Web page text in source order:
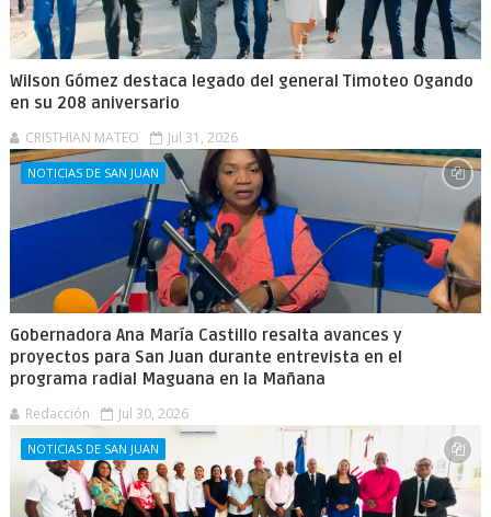
Wilson Gómez destaca legado del general Timoteo Ogando
en su 208 aniversario
CRISTHIAN MATEO Jul 31, 2026
NOTICIAS DE SAN JUAN
Gobernadora Ana María Castillo resalta avances y
proyectos para San Juan durante entrevista en el
programa radial Maguana en la Mañana
Redacción Jul 30, 2026
NOTICIAS DE SAN JUAN